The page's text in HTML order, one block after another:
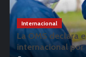
Internacional
La OMS declara
internacional por